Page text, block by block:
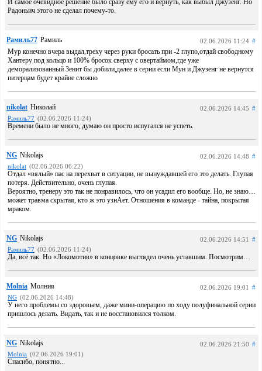
Радоньич этого не сделал почему-то.
Рамиль77 Рамиль 02.06.2026 11:24 #
Мур конечно вчера выдал,треху через руки бросать при -2 глупо,отдай свободному
Хантеру под кольцо и 100% бросок сверху с овертаймом,где уже
деморализованный Зенит бы добили,далее в серии если Мун и Джузенг не вернутся
питерцам будет крайне сложно
nikolat Николай 02.06.2026 14:45 #
Рамиль77 (02.06.2026 11:24)
Времени было не много, думаю он просто испугался не успеть.
NG Nikolajs 02.06.2026 14:48 #
nikolat (02.06.2026 06:22)
Отдал «вялый» пас на перехват в ситуации, не вынуждавшей его это делать. Глупая
потеря. Действительно, очень глупая.
Вероятно, тренеру это так не понравилось, что он усадил его вообще. Но, не знаю…
может травма скрытая, кто ж это узнАет. Отношения в команде - тайна, покрытая
мраком.
NG Nikolajs 02.06.2026 14:51 #
Рамиль77 (02.06.2026 11:24)
Да, всё так. Но «Локомотив» в концовке выглядел очень уставшим. Посмотрим…
Molnia Молния 02.06.2026 19:01 #
NG (02.06.2026 14:48)
У него проблемы со здоровьем, даже мини-операцию по ходу полуфинальной серии
пришлось делать. Видать, так и не восстановился толком.
NG Nikolajs 02.06.2026 21:50 #
Molnia (02.06.2026 19:01)
Спасибо, понятно...